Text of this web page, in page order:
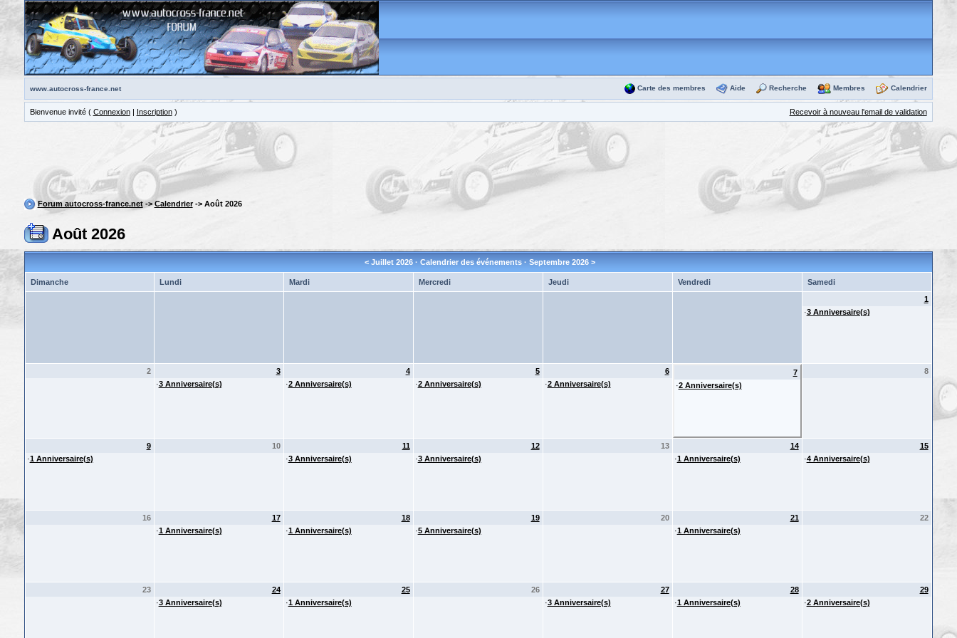
www.autocross-france.net Carte des membres Aide Recherche Membres Calendrier
Bienvenue invité ( Connexion| Inscription) Recevoir à nouveau l'email de validation
Forum autocross-france.net->Calendrier-> Août 2026
Août 2026
<Juillet 2026 · Calendrier des événements ·Septembre 2026 >
Dimanche Lundi Mardi Mercredi Jeudi Vendredi
Samedi
1
·3 Anniversaire(s)
2
3
·3 Anniversaire(s)
4
·2 Anniversaire(s)
5
·2 Anniversaire(s)
6
·2 Anniversaire(s)
7
·2 Anniversaire(s)
8
9
·1 Anniversaire(s)
10
11
·3 Anniversaire(s)
12
·3 Anniversaire(s)
13
14
·1 Anniversaire(s)
15
·4 Anniversaire(s)
16
17
·1 Anniversaire(s)
18
·1 Anniversaire(s)
19
·5 Anniversaire(s)
20
21
·1 Anniversaire(s)
22
23
24
·3 Anniversaire(s)
25
·1 Anniversaire(s)
26
27
·3 Anniversaire(s)
28
·1 Anniversaire(s)
29
·2 Anniversaire(s)